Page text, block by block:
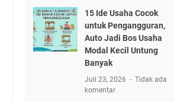
15 Ide Usaha Cocok
untuk Pengangguran,
Auto Jadi Bos Usaha
Modal Kecil Untung
Banyak
Juli 23, 2026
Tidak ada
komentar